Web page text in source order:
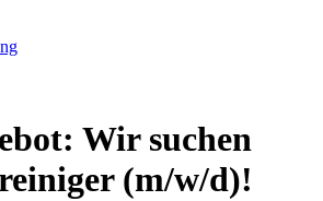
Wir suchen
(m/w/d)!